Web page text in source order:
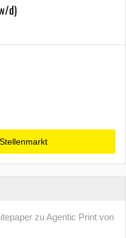
d)
zu Agentic Print von